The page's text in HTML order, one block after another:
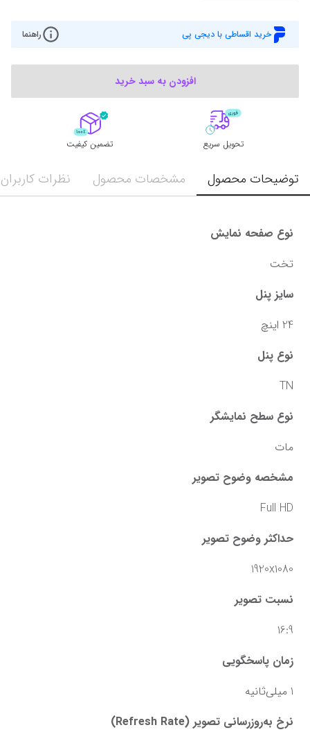
خرید اقساطی با دیجی پی راهنما
افزودن به سبد خرید
تحویل سریع تضمین کیفیت
توضیحات محصول مشخصات محصول نظرات کاربران
نوع صفحه نمایش
تخت
سایز پنل
24 اینچ
نوع پنل
TN
نوع سطح نمایشگر
مات
مشخصه وضوح تصویر
Full HD
حداکثر وضوح تصویر
1920x1080
نسبت تصویر
16:9
زمان پاسخگویی
1 میلی‌ثانیه
نرخ به‌روزرسانی تصویر (Refresh Rate)